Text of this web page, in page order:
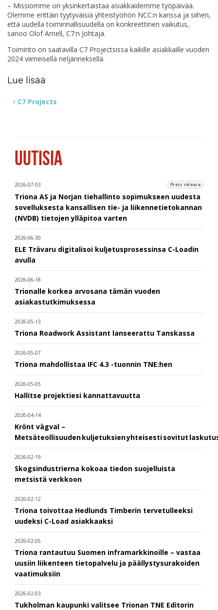
– Missiomme on yksinkertaistaa asiakkaidemme työpäivää.
Olemme erittäin tyytyväisiä yhteistyöhön NCC:n kanssa ja siihen,
että uudella toiminnallisuudella on konkreettinen vaikutus,
sanoo Olof Arnell, C7:n Johtaja.
Toiminto on saatavilla C7 Projectsissa kaikille asiakkaille vuoden
2024 viimeisellä neljänneksellä.
Lue lisää
C7 Projects
UUTISIA
2026-07-03 Press release
Triona AS ja Norjan tiehallinto sopimukseen uudesta
sovelluksesta kansallisen tie- ja liikennetietokannan
(NVDB) tietojen ylläpitoa varten
2026-06-30
ELE Trävaru digitalisoi kuljetusprosessinsa C-Loadin
avulla
2026-06-18
Trionalle korkea arvosana tämän vuoden
asiakastutkimuksessa
2026-05-13
Triona Roadwork Assistant lanseerattu Tanskassa
2026-05-07
Triona mahdollistaa IFC 4.3 -tuonnin TNE:hen
2026-05-05
Hallitse projektiesi kannattavuutta
2026-04-14
Krönt vägval –
Metsäteollisuuden kuljetuksien yhteisesti sovitut
2026-02-19
Skogsindustrierna kokoaa tiedon suojelluista
metsistä verkkoon
2026-02-12
Triona toivottaa Hedlunds Timberin tervetulleeksi
uudeksi C-Load asiakkaaksi
2026-02-05
Triona rantautuu Suomen inframarkkinoille – vastaa
uusiin liikenteen tietopalvelu ja päällystysurakoiden
vaatimuksiin
2026-02-03
Tukholman kaupunki valitsee Trionan TNE Editorin